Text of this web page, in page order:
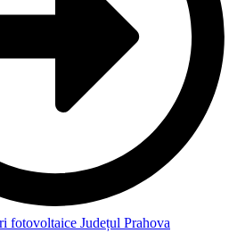
fotovoltaice Județul Prahova